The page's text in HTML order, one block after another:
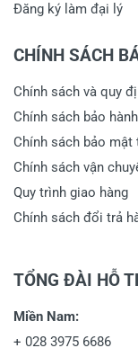
Đăng ký làm đại lý
CHÍNH SÁCH
Chính sách và quy
Chính sách bảo
Chính sách bảo mật
Chính sách vận
Quy trình giao hàng
Chính sách đổi trả
TỔNG ĐÀI HỖ
Miền Nam:
+ 028 3975 6686